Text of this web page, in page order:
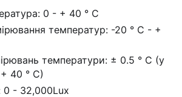
0 - + 40 ° C
температур: -20 ° С - +
температури: ± 0.5 ° C (у
40 ° C)
0 - 32,000Lux